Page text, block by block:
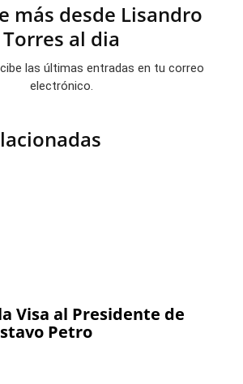
más desde Lisandro
Torres al dia
las últimas entradas en tu correo
electrónico.
Visa al Presidente de
Petro